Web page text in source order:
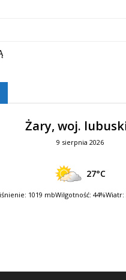
Żary, woj.
9 sierpnia 2026
27°C
1019 mbWilgotność: 44%Wiatr: